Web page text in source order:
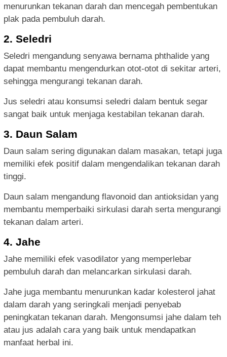
menurunkan tekanan darah dan mencegah pembentukan
plak pada pembuluh darah.
2. Seledri
Seledri mengandung senyawa bernama phthalide yang
dapat membantu mengendurkan otot-otot di sekitar arteri,
sehingga mengurangi tekanan darah.
Jus seledri atau konsumsi seledri dalam bentuk segar
sangat baik untuk menjaga kestabilan tekanan darah.
3. Daun Salam
Daun salam sering digunakan dalam masakan, tetapi juga
memiliki efek positif dalam mengendalikan tekanan darah
tinggi.
Daun salam mengandung flavonoid dan antioksidan yang
membantu memperbaiki sirkulasi darah serta mengurangi
tekanan dalam arteri.
4. Jahe
Jahe memiliki efek vasodilator yang memperlebar
pembuluh darah dan melancarkan sirkulasi darah.
Jahe juga membantu menurunkan kadar kolesterol jahat
dalam darah yang seringkali menjadi penyebab
peningkatan tekanan darah. Mengonsumsi jahe dalam teh
atau jus adalah cara yang baik untuk mendapatkan
manfaat herbal ini.